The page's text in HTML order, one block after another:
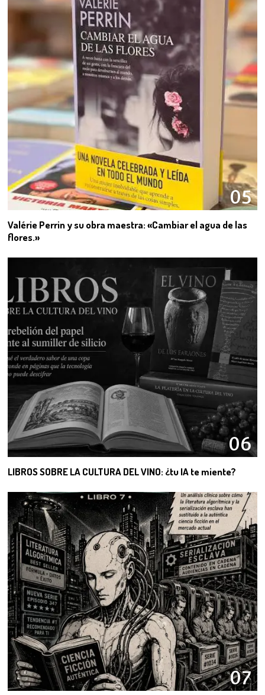
05
Valérie Perrin y su obra maestra: «Cambiar el agua de las
flores.»
06
LIBROS SOBRE LA CULTURA DEL VINO: ¿tu IA te miente?
07